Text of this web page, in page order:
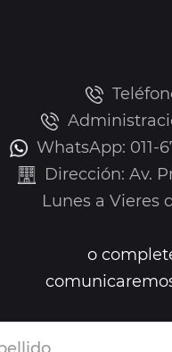
WhatsApp: 011-
Dirección: Av.
Lunes a Vieres
o